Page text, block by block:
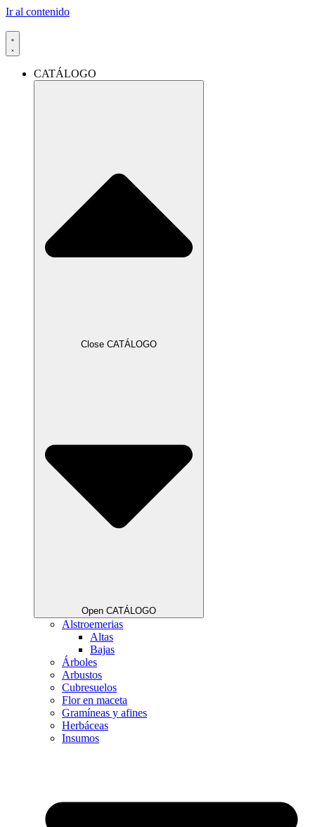
Ir al contenido
CATÁLOGO
Close CATÁLOGO
Open CATÁLOGO
Alstroemerias
Altas
Bajas
Árboles
Arbustos
Cubresuelos
Flor en maceta
Gramíneas y afines
Herbáceas
Insumos